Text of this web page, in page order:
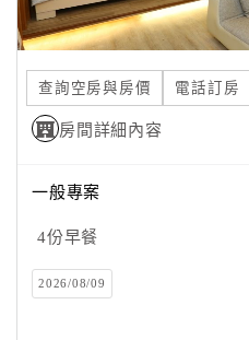
商
品
宣
傳
查詢空房與房價 電話訂房
房間詳細內容
一般專案
4份早餐
2026/08/09